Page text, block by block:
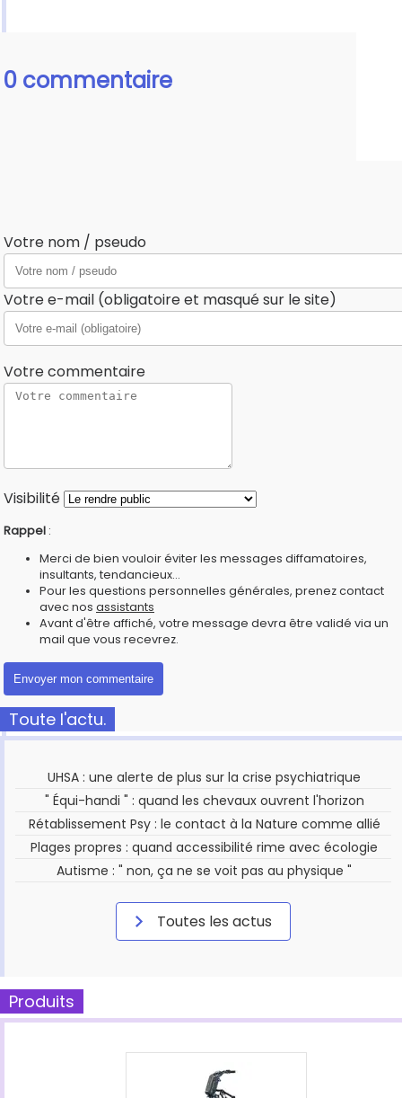
0 commentaire
Votre nom / pseudo
Votre e-mail (obligatoire et masqué sur le site)
Votre commentaire
Visibilité
Rappel :
Merci de bien vouloir éviter les messages diffamatoires,
insultants, tendancieux...
Pour les questions personnelles générales, prenez contact
avec nos assistants
Avant d'être affiché, votre message devra être validé via un
mail que vous recevrez.
Toute l'actu.
UHSA : une alerte de plus sur la crise psychiatrique
" Équi-handi " : quand les chevaux ouvrent l'horizon
Rétablissement Psy : le contact à la Nature comme allié
Plages propres : quand accessibilité rime avec écologie
Autisme : " non, ça ne se voit pas au physique "
Toutes les actus
Produits